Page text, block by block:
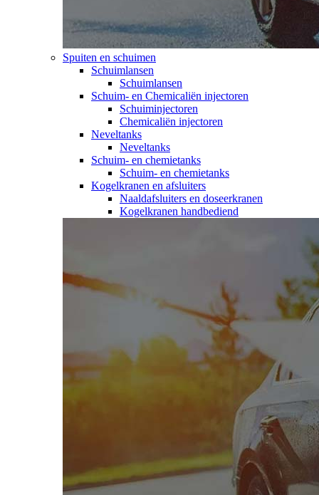
Spuiten en schuimen
Schuimlansen
Schuimlansen
Schuim- en Chemicaliën injectoren
Schuiminjectoren
Chemicaliën injectoren
Neveltanks
Neveltanks
Schuim- en chemietanks
Schuim- en chemietanks
Kogelkranen en afsluiters
Naaldafsluiters en doseerkranen
Kogelkranen handbediend